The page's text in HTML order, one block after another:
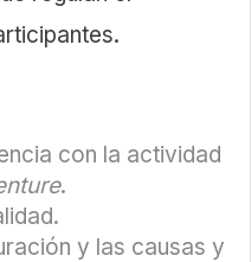
con la actividad
.
y las causas y